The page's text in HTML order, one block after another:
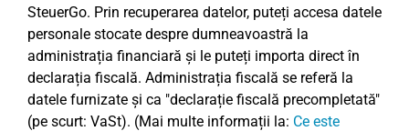
SteuerGo. Prin recuperarea datelor, puteți accesa datele
personale stocate despre dumneavoastră la
administrația financiară și le puteți importa direct în
declarația fiscală. Administrația fiscală se referă la
datele furnizate și ca "declarație fiscală precompletată"
(pe scurt: VaSt). (Mai multe informații la: Ce este